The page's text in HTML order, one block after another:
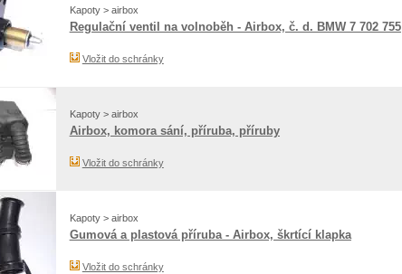
Kapoty > airbox
Regulační ventil na volnoběh - Airbox, č. d. BMW 7 702 755
Vložit do schránky
Kapoty > airbox
Airbox, komora sání, příruba, příruby
Vložit do schránky
Kapoty > airbox
Gumová a plastová příruba - Airbox, škrtící klapka
Vložit do schránky